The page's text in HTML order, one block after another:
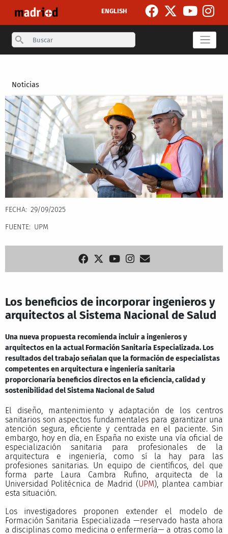
ENGLISH
Search
Noticias
FECHA
29/09/2025
FUENTE
UPM
Los beneficios de incorporar ingenieros y
arquitectos al Sistema Nacional de Salud
Una nueva propuesta recomienda incluir a ingenieros y
arquitectos en la actual Formación Sanitaria Especializada. Los
resultados del trabajo señalan que la formación de especialistas
competentes en arquitectura e ingeniería sanitaria
proporcionaría beneficios directos en la eficiencia, calidad y
sostenibilidad del Sistema Nacional de Salud
El diseño, mantenimiento y adaptación de los centros
sanitarios son aspectos fundamentales para garantizar una
atención segura, eficiente y centrada en el paciente. Sin
embargo, hoy en día, en España no existe una vía oficial de
especialización sanitaria para profesionales de la
arquitectura e ingeniería, como sí la hay para las
profesiones sanitarias. Un equipo de científicos, del que
forma parte Laura Cambra Rufino, arquitecta de la
Universidad Politécnica de Madrid (UPM), plantea cambiar
esta situación.
Los investigadores proponen extender el modelo de
Formación Sanitaria Especializada —reservado hasta ahora
a disciplinas como medicina o enfermería— a otras como la